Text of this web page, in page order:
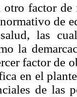
factor
de
las
la
factor de
en el
de las